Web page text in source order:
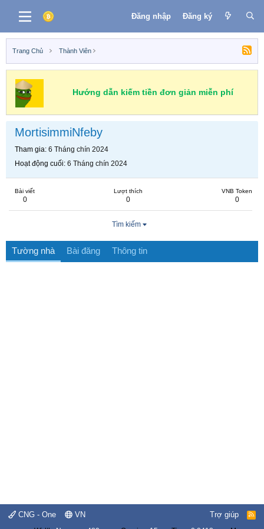
Đăng nhập Đăng ký
Trang Chủ Thành Viên
Hướng dẫn kiếm tiền đơn giản miễn phí
MortisimmiNfeby
Tham gia 6 Tháng chín 2024
Hoạt động cuối 6 Tháng chín 2024
Bài viết
0
Lượt thích
0
VNB Token
0
Tìm kiếm
Tường nhà Bài đăng Thông tin
CNG - One VN Trợ giúp
R